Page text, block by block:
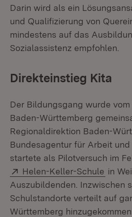
Darin wird als ein
und Qualifizierung von
mindestens auf das
Sozialassistenz empfohlen.
Direkteinstieg Kita
Der Bildungsgang wurde
Baden-Württemberg
Regionaldirektion Baden-
Bundesagentur für Arbeit
startete als Pilotversuch im
Extern:
Helen-Keller-Schule in
Auszubildenden. Inzwischen
Schulstandorte verteilt auf
Württemberg